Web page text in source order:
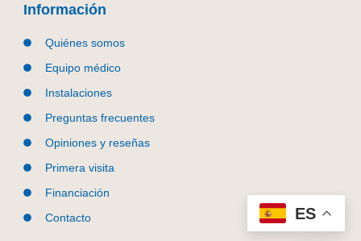
Información
Quiénes somos
Equipo médico
Instalaciones
Preguntas frecuentes
Opiniones y reseñas
Primera visita
Financiación
Contacto
ES